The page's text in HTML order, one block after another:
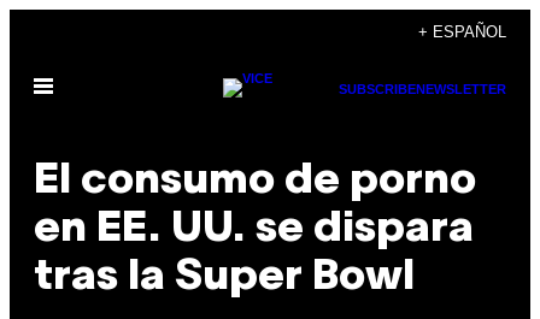
contenido
+ ESPAÑOL
Abrir
SUBSCRIBENEWSLETTER
El consumo de porno
en EE. UU. se dispara
tras la Super Bowl